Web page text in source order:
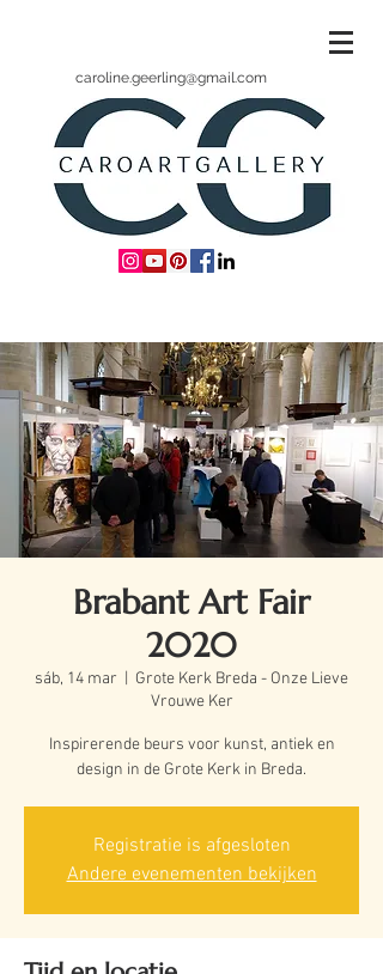
caroline.geerling@gmail.com
Brabant Art Fair
2020
sáb, 14 mar
Grote Kerk Breda - Onze Lieve
Vrouwe Ker
Inspirerende beurs voor kunst, antiek en
design in de Grote Kerk in Breda.
Registratie is afgesloten
Andere evenementen bekijken